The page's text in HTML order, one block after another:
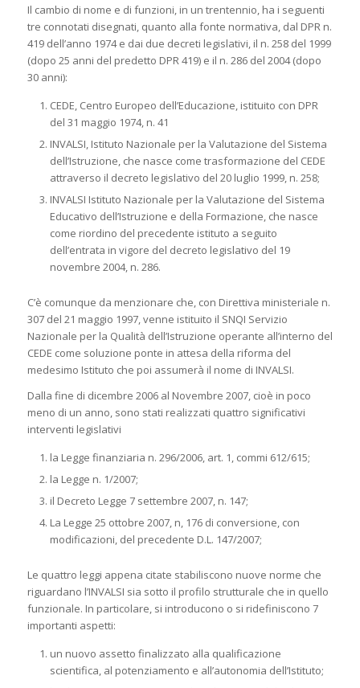
Il cambio di nome e di funzioni, in un trentennio, ha i seguenti
tre connotati disegnati, quanto alla fonte normativa, dal DPR n.
419 dell’anno 1974 e dai due decreti legislativi, il n. 258 del 1999
(dopo 25 anni del predetto DPR 419) e il n. 286 del 2004 (dopo
30 anni):
CEDE, Centro Europeo dell’Educazione, istituito con DPR
del 31 maggio 1974, n. 41
INVALSI, Istituto Nazionale per la Valutazione del Sistema
dell’Istruzione, che nasce come trasformazione del CEDE
attraverso il decreto legislativo del 20 luglio 1999, n. 258;
INVALSI Istituto Nazionale per la Valutazione del Sistema
Educativo dell’Istruzione e della Formazione, che nasce
come riordino del precedente istituto a seguito
dell’entrata in vigore del decreto legislativo del 19
novembre 2004, n. 286.
C’è comunque da menzionare che, con Direttiva ministeriale n.
307 del 21 maggio 1997, venne istituito il SNQI Servizio
Nazionale per la Qualità dell’Istruzione operante all’interno del
CEDE come soluzione ponte in attesa della riforma del
medesimo Istituto che poi assumerà il nome di INVALSI.
Dalla fine di dicembre 2006 al Novembre 2007, cioè in poco
meno di un anno, sono stati realizzati quattro significativi
interventi legislativi
la Legge finanziaria n. 296/2006, art. 1, commi 612/615;
la Legge n. 1/2007;
il Decreto Legge 7 settembre 2007, n. 147;
La Legge 25 ottobre 2007, n, 176 di conversione, con
modificazioni, del precedente D.L. 147/2007;
Le quattro leggi appena citate stabiliscono nuove norme che
riguardano l’INVALSI sia sotto il profilo strutturale che in quello
funzionale. In particolare, si introducono o si ridefiniscono 7
importanti aspetti:
un nuovo assetto finalizzato alla qualificazione
scientifica, al potenziamento e all’autonomia dell’Istituto;